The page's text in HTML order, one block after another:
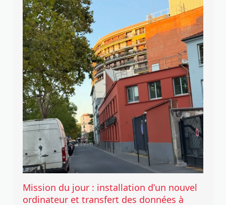
Mission du jour : installation d’un nouvel
ordinateur et transfert des données à